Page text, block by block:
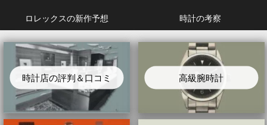
ロレックスの新作予想 時計の考察
時計店の評判＆口コミ 高級腕時計